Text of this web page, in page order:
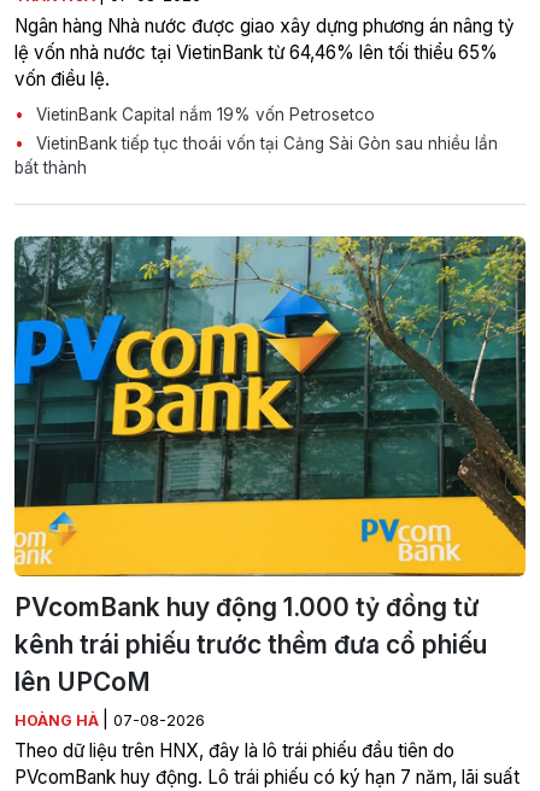
Ngân hàng Nhà nước được giao xây dựng phương án nâng tỷ
lệ vốn nhà nước tại VietinBank từ 64,46% lên tối thiểu 65%
vốn điều lệ.
VietinBank Capital nắm 19% vốn Petrosetco
VietinBank tiếp tục thoái vốn tại Cảng Sài Gòn sau nhiều lần
bất thành
PVcomBank huy động 1.000 tỷ đồng từ
kênh trái phiếu trước thềm đưa cổ phiếu
lên UPCoM
HOÀNG HÀ 07-08-2026
Theo dữ liệu trên HNX, đây là lô trái phiếu đầu tiên do
PVcomBank huy động. Lô trái phiếu có ký hạn 7 năm, lãi suất